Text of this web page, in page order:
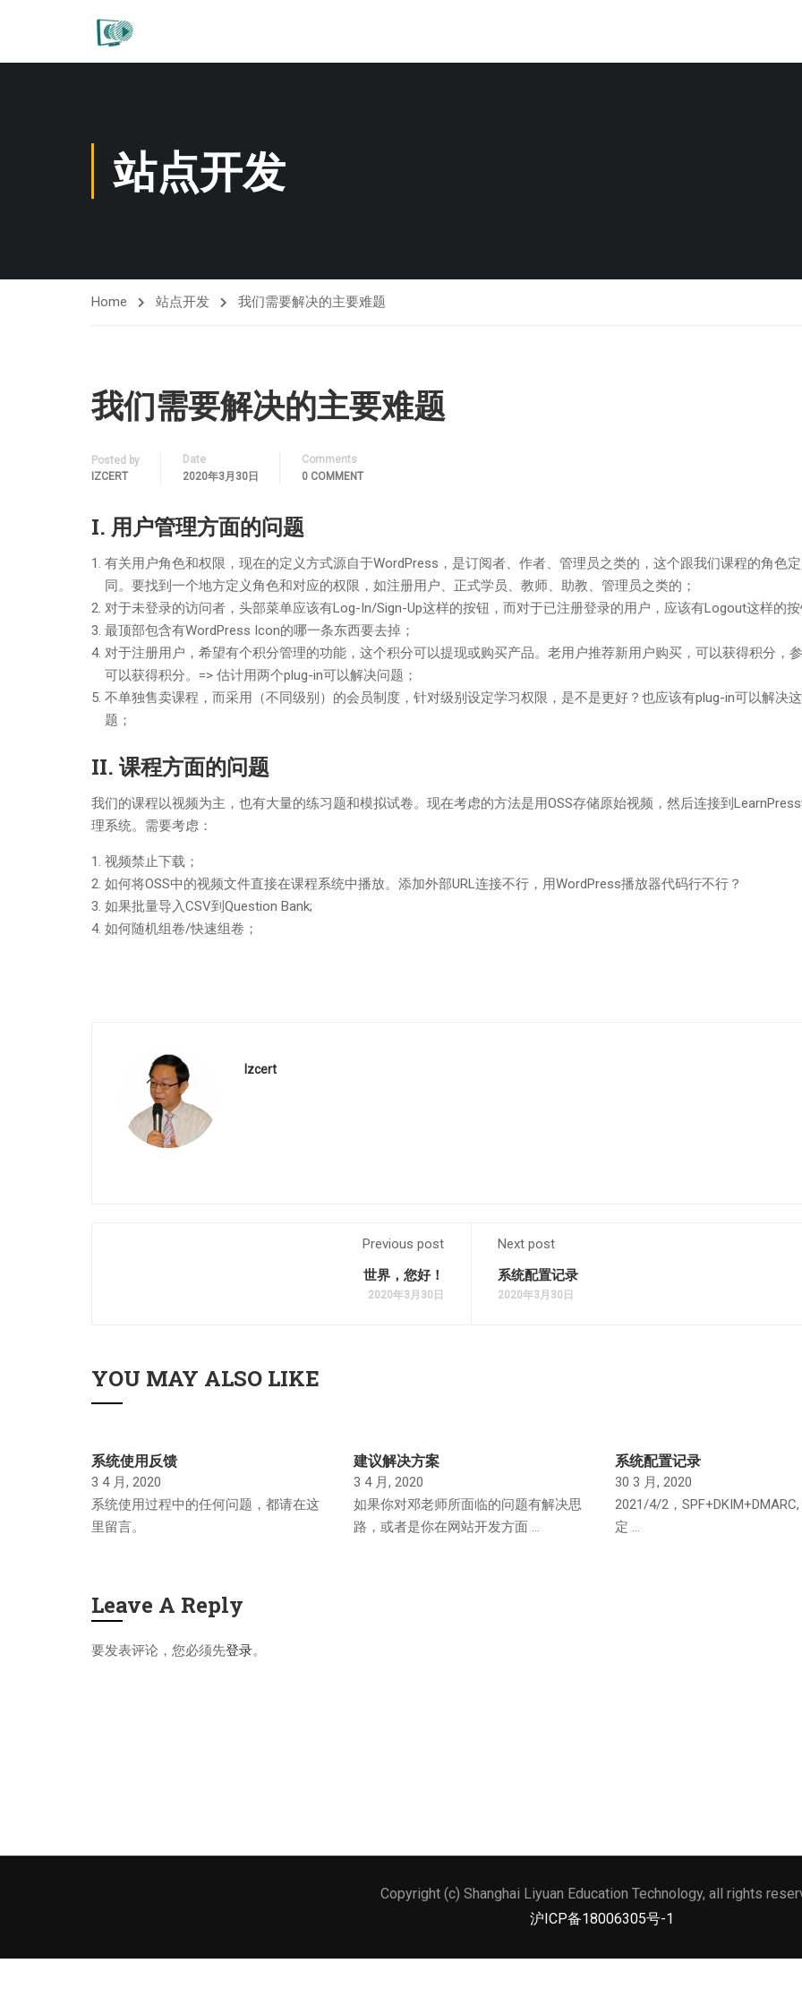
站点开发
Home 站点开发 我们需要解决的主要难题
我们需要解决的主要难题
Posted by
IZCERT
Date
2020年3月30日
Comments
0 COMMENT
I. 用户管理方面的问题
有关用户角色和权限，现在的定义方式源自于WordPress，是订阅者、作者、管理员之类的，这个跟我们课程的角色
同。要找到一个地方定义角色和对应的权限，如注册用户、正式学员、教师、助教、管理员之类的；
对于未登录的访问者，头部菜单应该有Log-In/Sign-Up这样的按钮，而对于已注册登录的用户，应该有Logout这样的
最顶部包含有WordPress Icon的哪一条东西要去掉；
对于注册用户，希望有个积分管理的功能，这个积分可以提现或购买产品。老用户推荐新用户购买，可以获得积分，
可以获得积分。=> 估计用两个plug-in可以解决问题；
不单独售卖课程，而采用（不同级别）的会员制度，针对级别设定学习权限，是不是更好？也应该有plug-in可以解决
题；
II. 课程方面的问题
我们的课程以视频为主，也有大量的练习题和模拟试卷。现在考虑的方法是用OSS存储原始视频，然后连接到
理系统。需要考虑：
视频禁止下载；
如何将OSS中的视频文件直接在课程系统中播放。添加外部URL连接不行，用WordPress播放器代码行不行？
如果批量导入CSV到Question Bank;
如何随机组卷/快速组卷；
Izcert
Previous post
世界，您好！
2020年3月30日
Next post
系统配置记录
2020年3月30日
YOU MAY ALSO LIKE
系统使用反馈
3 4 月, 2020
系统使用过程中的任何问题，都请在这
里留言。
建议解决方案
3 4 月, 2020
如果你对邓老师所面临的问题有解决思
路，或者是你在网站开发方面 …
系统配置记录
30 3 月, 2020
2021/4/2，
定 …
Leave A Reply
要发表评论，您必须先登录。
Copyright (c) Shanghai Liyuan Education Technology, all rights
沪ICP备18006305号-1